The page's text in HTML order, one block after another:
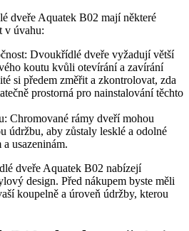
dveře Aquatek B02 mají některé
v úvahu:
Dvoukřídlé dveře vyžadují větší
koutu kvůli otevírání a zavírání
si předem změřit a zkontrolovat, zda
prostorná pro nainstalování těchto
Chromované rámy dveří mohou
údržbu, aby zůstaly lesklé a odolné
usazeninám.
dveře Aquatek B02 nabízejí
design. Před nákupem byste měli
koupelně a úroveň údržby, kterou